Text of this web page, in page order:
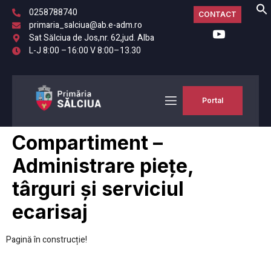
0258788740
primaria_salciua@ab.e-adm.ro
Sat Sălciua de Jos,nr. 62,jud. Alba
L-J 8:00 –16:00 V 8:00–13.30
CONTACT
Portal
Compartiment –
Administrare piețe,
târguri și serviciul
ecarisaj
Pagină în construcție!